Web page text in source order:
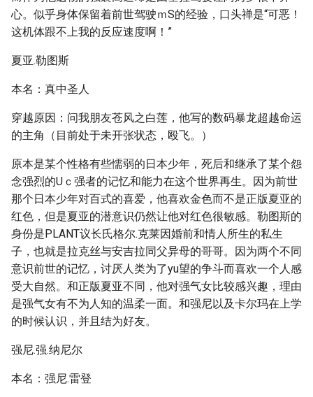
心。似乎身体保留着前世驾驶ｍS的经验，口头禅是“可恶！
这机体跟不上我的反应速度啊！”
夏亚.勒图斯
本名：真中圣人
穿越原因：问我朋友苍风之白莲，他写的数码暴龙超越命运
的主角（目前处于未开张状态，殴飞。）
原本是某个性格有些懦弱的日本少年，死后和继承了某个怨
念强烈的Uｃ强者的记忆和能力在这个世界再生。因为前世
那个日本少年对百式的喜爱，他喜欢金色而不是正版夏亚的
红色，但是夏亚的潜意识仍然让他对红色很敏感。勒图斯的
身份是PLANT议长氏格尔.克莱因婚前和情人所生的私生
子，也就是拉克丝与安吉拉同父异母的哥哥。因为两个不同
意识前世的记忆，讨厌人类为了yu望的争斗而喜欢一个人感
受大自然。和正版夏亚不同，他对强气女比较感兴趣，理由
是强气女有不为人知的温柔一面。和强尼以及卡尔玛在上学
的时候认识，并且结为好友。
强尼.强.纳尼尔
本名：强尼.雷登